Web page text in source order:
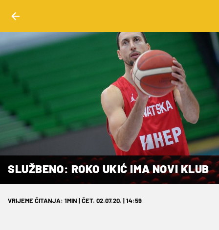
SLUŽBENO: ROKO UKIĆ IMA NOVI KLUB
VRIJEME ČITANJA: 1MIN | ČET. 02.07.20. | 14:59